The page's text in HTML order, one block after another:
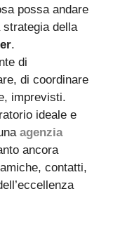
possa andare
della
.
di
di coordinare
imprevisti.
ideale e
agenzia
ancora
contatti,